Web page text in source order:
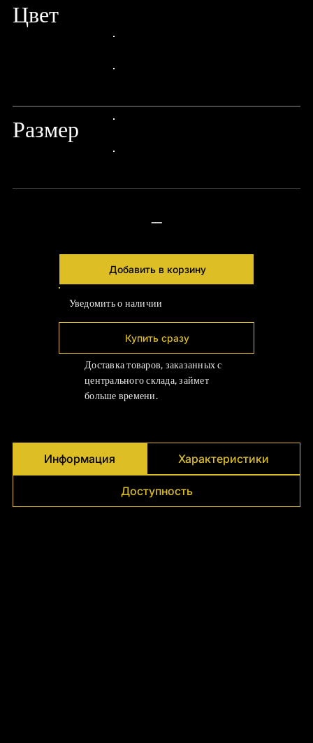
Цвет
Размер
—
Добавить в корзину
Уведомить о наличии
Купить сразу
Доставка товаров, заказанных с
центрального склада, займет
больше времени.
Информация Характеристики
Доступность